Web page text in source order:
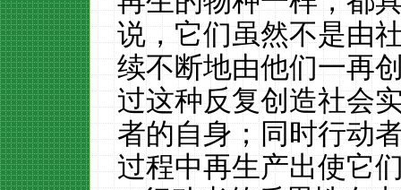
说，它们虽然不是由
续不断地由他们一再
过这种反复创造社会
者的自身；同时行动
过程中再生产出使它